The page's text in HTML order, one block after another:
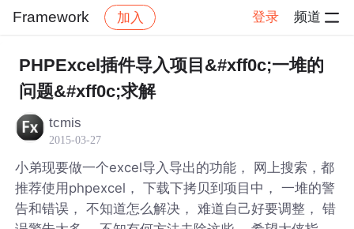
Framework 加入 登录 频道
社区 Framework 帖子详情
PHPExcel插件导入项目&#xff0c;一堆的
问题&#xff0c;求解
tcmis
2015-03-27
小弟现要做一个excel导入导出的功能， 网上搜索，都
推荐使用phpexcel， 下载下拷贝到项目中， 一堆的警
告和错误， 不知道怎么解决， 难道自己好要调整， 错